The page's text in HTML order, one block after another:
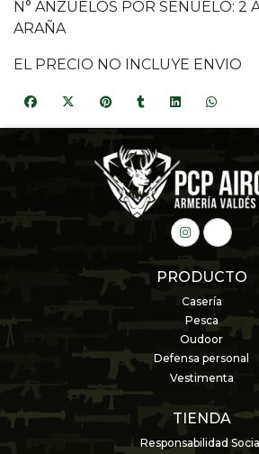
N° ANZUELOS POR SEÑUELO: 2
ARAÑA
EL PRECIO NO INCLUYE ENVIO
PRODUCTO
Casería
Pesca
Oudoor
Defensa personal
Vestimenta
TIENDA
Responsabilidad Social